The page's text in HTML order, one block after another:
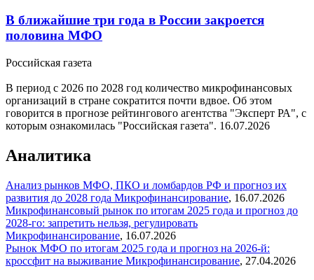
В ближайшие три года в России закроется
половина МФО
Российская газета
В период с 2026 по 2028 год количество микрофинансовых
организаций в стране сократится почти вдвое. Об этом
говорится в прогнозе рейтингового агентства "Эксперт РА", с
которым ознакомилась "Российская газета". 16.07.2026
Аналитика
Анализ рынков МФО, ПКО и ломбардов РФ и прогноз их
развития до 2028 года Микрофинансирование, 16.07.2026
Микрофинансовый рынок по итогам 2025 года и прогноз до
2028-го: запретить нельзя, регулировать
Микрофинансирование, 16.07.2026
Рынок МФО по итогам 2025 года и прогноз на 2026-й:
кроссфит на выживание Микрофинансирование, 27.04.2026